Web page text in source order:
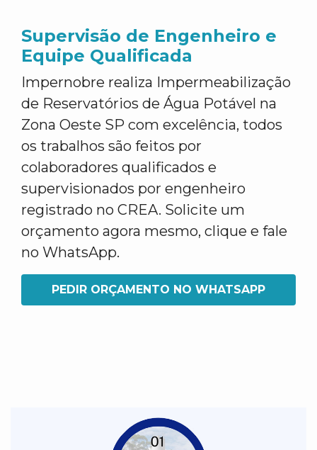
Supervisão de Engenheiro e
Equipe Qualificada
Impernobre realiza Impermeabilização
de Reservatórios de Água Potável na
Zona Oeste SP com excelência, todos
os trabalhos são feitos por
colaboradores qualificados e
supervisionados por engenheiro
registrado no CREA. Solicite um
orçamento agora mesmo, clique e fale
no WhatsApp.
PEDIR ORÇAMENTO NO WHATSAPP